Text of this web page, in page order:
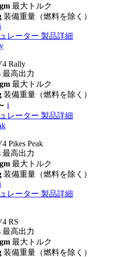
最大トルク
装備重量（燃料を除く）
レーター 製品詳細
Rally
最高出力
最大トルク
装備重量（燃料を除く）
i
レーター 製品詳細
Pikes Peak
最高出力
最大トルク
装備重量（燃料を除く）
レーター 製品詳細
RS
最高出力
最大トルク
装備重量（燃料を除く）